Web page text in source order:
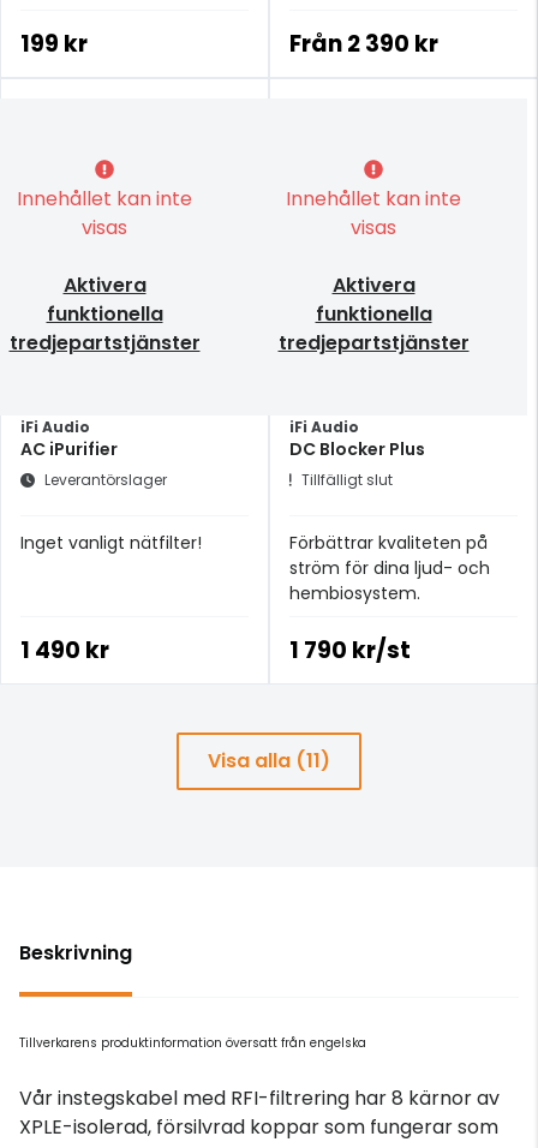
199 kr
prisklassen.
Från2 390 kr
Innehållet kan inte
visas
Aktivera
funktionella
tredjepartstjänster
iFi Audio
AC iPurifier
Leverantörslager
Inget vanligt nätfilter!
1 490 kr
Innehållet kan inte
visas
Aktivera
funktionella
tredjepartstjänster
iFi Audio
DC Blocker Plus
Tillfälligt slut
Förbättrar kvaliteten på
ström för dina ljud- och
hembiosystem.
1 790 kr/st
Visa alla (11)
Beskrivning
Tillverkarens produktinformation översatt från engelska
Vår instegskabel med RFI-filtrering har 8 kärnor av
XPLE-isolerad, försilvrad koppar som fungerar som